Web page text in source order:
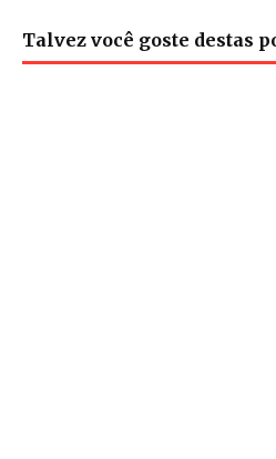
Talvez você goste destas